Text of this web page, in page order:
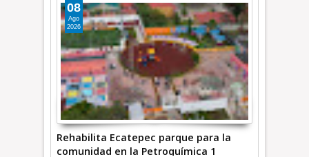
Rehabilita Ecatepec parque para la
comunidad en la Petroquímica 1
08
Ago
2026